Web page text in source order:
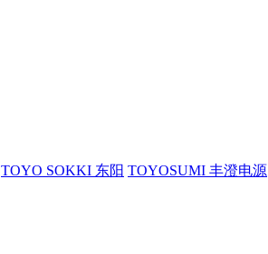
TOYO SOKKI 东阳 TOYOSUMI 丰澄电源